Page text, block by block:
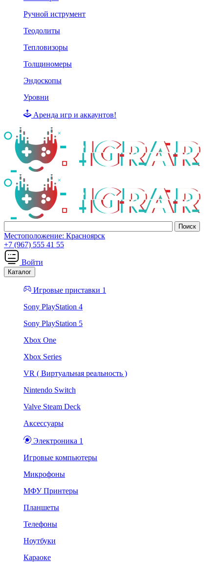
Ручной иструмент
Теодолиты
Тепловизоры
Толщиномеры
Эндоскопы
Уровни
Аренда игр и аккаунтов!
Местоположение: Красноярск
+7 (967) 555 41 55
Войти
Каталог
Игровые приставки 1
Sony PlayStation 4
Sony PlayStation 5
Xbox One
Xbox Series
VR ( Виртуальная реальность )
Nintendo Switch
Valve Steam Deck
Аксессуары
Электроника 1
Игровые компьютеры
Микрофоны
МФУ Принтеры
Планшеты
Телефоны
Ноутбуки
Караоке